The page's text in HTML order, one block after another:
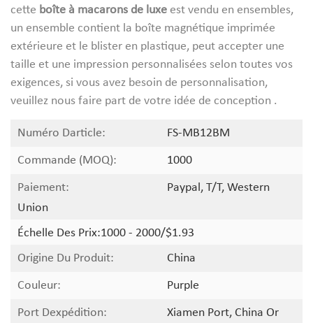
cette boîte à macarons de luxe est vendu en ensembles,
un ensemble contient la boîte magnétique imprimée
extérieure et le blister en plastique, peut accepter une
taille et une impression personnalisées selon toutes vos
exigences, si vous avez besoin de personnalisation,
veuillez nous faire part de votre idée de conception .
Numéro Darticle:
FS-MB12BM
Commande (MOQ):
1000
Paiement:
Paypal, T/T, Western
Union
Échelle Des Prix:1000 - 2000/$1.93
Origine Du Produit:
China
Couleur:
Purple
Port Dexpédition:
Xiamen Port, China Or